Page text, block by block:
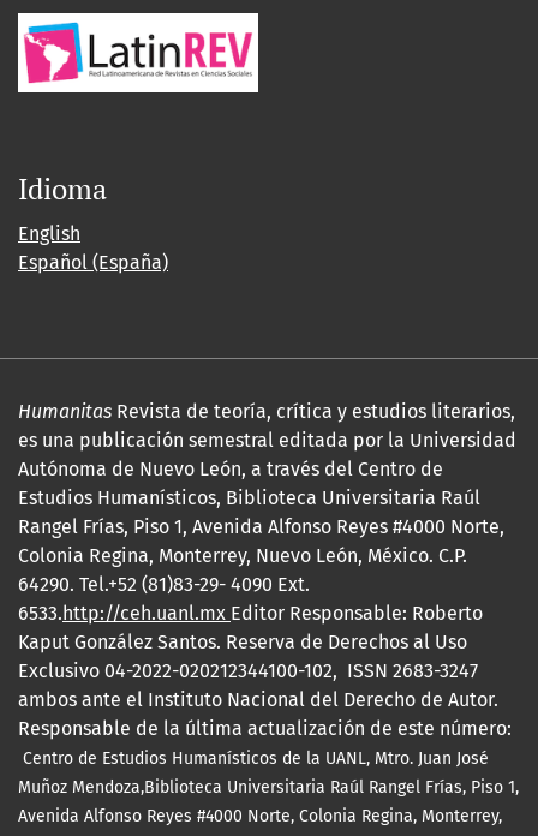
Idioma
English
Español (España)
Humanitas Revista de teoría, crítica y estudios literarios,
es una publicación semestral editada por la Universidad
Autónoma de Nuevo León, a través del Centro de
Estudios Humanísticos, Biblioteca Universitaria Raúl
Rangel Frías, Piso 1, Avenida Alfonso Reyes #4000 Norte,
Colonia Regina, Monterrey, Nuevo León, México. C.P.
64290. Tel.+52 (81)83-29- 4090 Ext.
6533.http://ceh.uanl.mx Editor Responsable: Roberto
Kaput González Santos. Reserva de Derechos al Uso
Exclusivo 04-2022-020212344100-102, ISSN 2683-3247
ambos ante el Instituto Nacional del Derecho de Autor.
Responsable de la última actualización de este número:
Centro de Estudios Humanísticos de la UANL, Mtro. Juan José
Muñoz Mendoza,Biblioteca Universitaria Raúl Rangel Frías, Piso 1,
Avenida Alfonso Reyes #4000 Norte, Colonia Regina, Monterrey,